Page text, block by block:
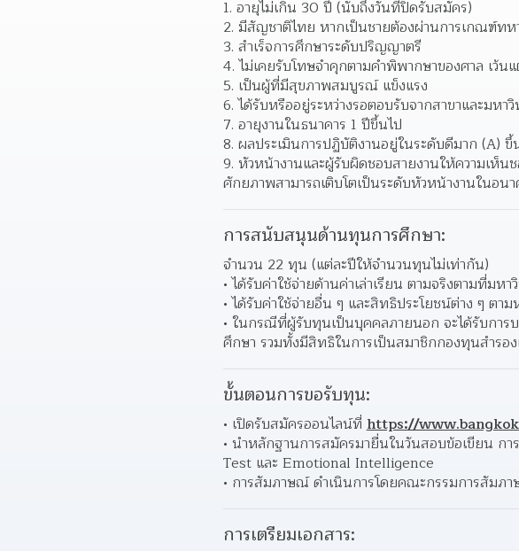
อายุไม่เกิน 30 ปี (นับถึงวันที่ปิดรับสมัคร)
มีสัญชาติไทย หากเป็นชายต้องผ่านการเกณฑ์ทห
สำเร็จการศึกษาระดับปริญญาตรี
ไม่เคยรับโทษจำคุกตามคำพิพากษาของศาล เว้
เป็นผู้ที่มีสุขภาพสมบูรณ์ แข็งแรง
ได้รับหรืออยู่ระหว่างรอตอบรับจากสาขาและมห
อายุงานในธนาคาร 1 ปีขึ้นไป
ผลประเมินการปฏิบัติงานอยู่ในระดับดีมาก (A) ขึ้
หัวหน้างานและผู้รับผิดชอบสายงานให้ความเห็
ศักยภาพสามารถเติบโตเป็นระดับหัวหน้างานในอน
การสนับสนุนด้านทุนการศึกษา:
จำนวน 22 ทุน (แต่ละปีให้จำนวนทุนไม่เท่ากัน)
ได้รับค่าใช้จ่ายด้านค่าเล่าเรียน ตามจริงตามที่มห
ได้รับค่าใช้จ่ายอื่น ๆ และสิทธิประโยชน์ต่าง ๆ ตา
ในกรณีที่ผู้รับทุนเป็นบุคคลภายนอก จะได้รับการบ
ศึกษา รวมทั้งมีสิทธิในการเป็นสมาชิกกองทุนสำรอ
ขั้นตอนการขอรับทุน:
เปิดรับสมัครออนไลน์ที่ https://
นำหลักฐานการสมัครมายื่นในวันสอบข้อเขียน ก
Test และ Emotional Intelligence
การสัมภาษณ์ ดำเนินการโดยคณะกรรมการสัมภ
การเตรียมเอกสาร: